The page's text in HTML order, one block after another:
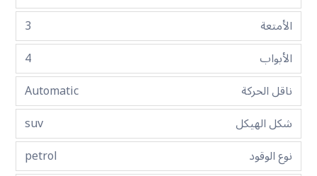
الأمتعة
3
الأبواب
4
ناقل الحركة
Automatic
شكل الهيكل
suv
نوع الوقود
petrol